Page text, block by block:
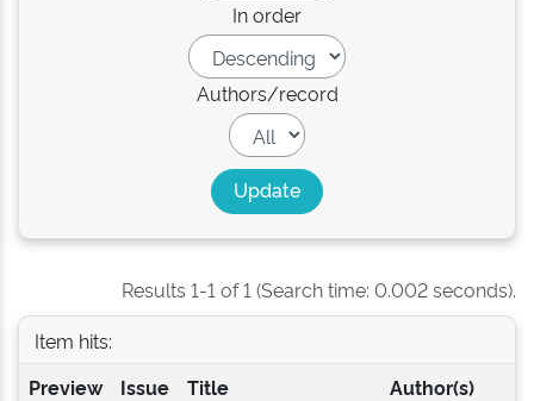
In order
Authors/record
Results 1-1 of 1 (Search time: 0.002 seconds).
Item hits:
Preview
Issue
Title Author(s)